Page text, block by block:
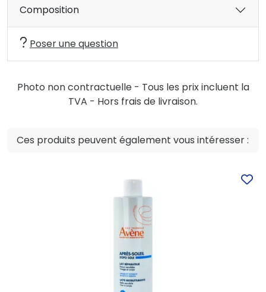
Composition
Poser une question
Photo non contractuelle - Tous les prix incluent la
TVA - Hors frais de livraison.
Ces produits peuvent également vous intéresser :